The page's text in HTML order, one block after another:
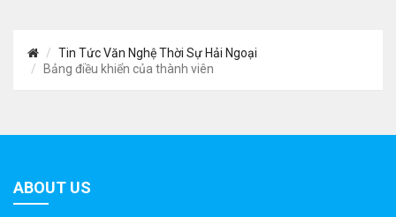
Tin Tức Văn Nghệ Thời Sự Hải Ngoại
Bảng điều khiển của thành viên
ABOUT US